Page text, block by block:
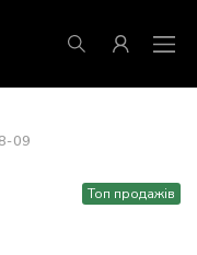
09
Топ продажів